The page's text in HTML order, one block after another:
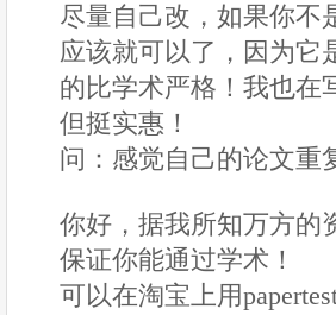
尽量自己改，如果你不
应该就可以了，因为它
的比学术严格！我也在
但挺实惠！
问：感觉自己的论文重
你好，据我所知万方的
保证你能通过学术！
可以在淘宝上用